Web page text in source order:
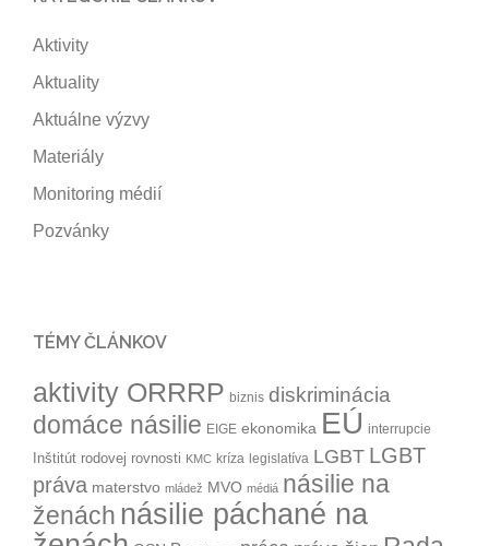
Aktivity
Aktuality
Aktuálne výzvy
Materiály
Monitoring médií
Pozvánky
TÉMY ČLÁNKOV
aktivity ORRRP biznis diskriminácia
domáce násilie EIGE ekonomika EÚ interrupcie
Inštitút rodovej rovnosti KMC kríza legislatíva LGBT LGBT
práva materstvo mládež MVO médiá násilie na
ženách násilie páchané na